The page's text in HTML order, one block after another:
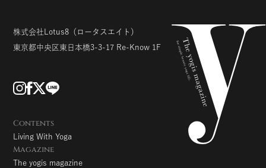
株式会社Lotus8 （ロータスエイト）
東京都中央区東日本橋3-3-17 Re-Know 1F
Contents
Living With Yoga
Magazine
The yogis magazine